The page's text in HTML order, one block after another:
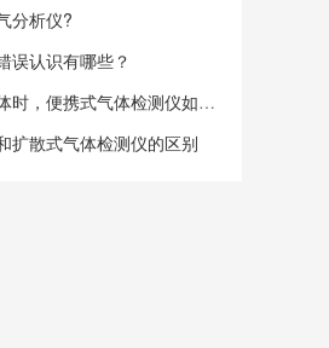
分析仪?
误认识有哪些？
检测腐蚀性有毒气体时，便携式气体检测仪如何选型？
扩散式气体检测仪的区别